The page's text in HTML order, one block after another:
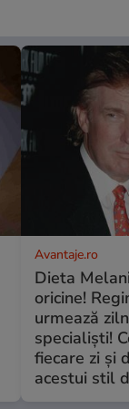
Avantaje.ro
Dieta
oricine!
urmează
specialiști!
fiecare zi și
acestui stil